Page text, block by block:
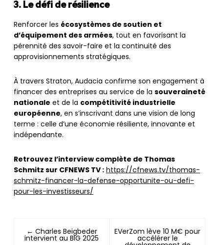
3. Le défi de résilience
Renforcer les écosystèmes de soutien et
d’équipement des armées, tout en favorisant la
pérennité des savoir-faire et la continuité des
approvisionnements stratégiques.
À travers Straton, Audacia confirme son engagement à
financer des entreprises au service de la souveraineté
nationale et de la compétitivité industrielle
européenne, en s’inscrivant dans une vision de long
terme : celle d’une économie résiliente, innovante et
indépendante.
Retrouvez l’interview complète de Thomas
Schmitz sur CFNEWS TV : https://cfnews.tv/thomas-
schmitz-financer-la-defense-opportunite-ou-defi-
pour-les-investisseurs/
← Charles Beigbeder
intervient au BIG 2025
EVerZom lève 10 M€ pour
accélérer le